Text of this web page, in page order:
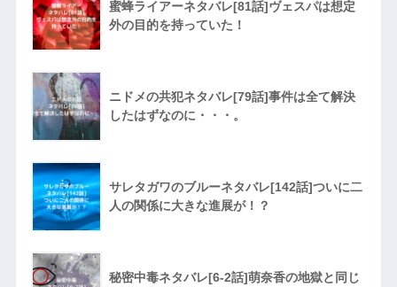
蜜蜂ライアーネタバレ[81話]ヴェスパは想定
外の目的を持っていた！
ニドメの共犯ネタバレ[79話]事件は全て解決
したはずなのに・・・。
サレタガワのブルーネタバレ[142話]ついに二
人の関係に大きな進展が！？
秘密中毒ネタバレ[6-2話]萌奈香の地獄と同じ